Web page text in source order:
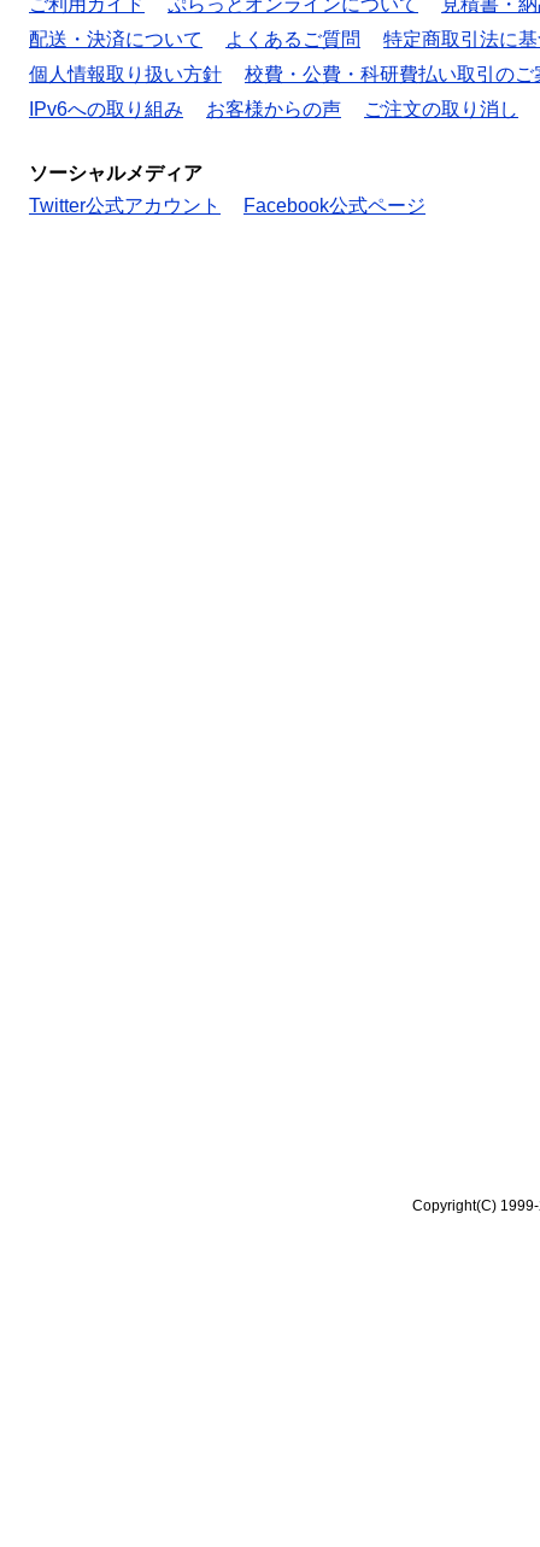
配送・決済について
よくあるご質問
特定商取引法に
個人情報取り扱い方針
校費・公費・科研費払い取引のご
IPv6への取り組み
お客様からの声 ご注文の取り消し
ソーシャルメディア
Twitter公式アカウント
Facebook公式ページ
Copyright(C)